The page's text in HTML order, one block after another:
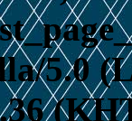
5.0